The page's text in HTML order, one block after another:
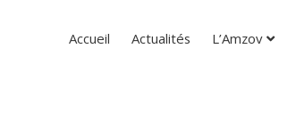
Accueil Actualités L’Amzov